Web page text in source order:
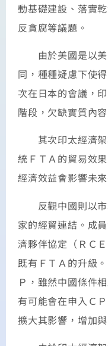
動基礎建設、落實
反貪腐等議題。
由於美國是以美
同，種種疑慮下使
次在日本的會議，
階段，欠缺實質內
其次印太經濟架
統ＦＴＡ的貿易效
經濟效益會影響未
反觀中國則以市
家的經貿連結。成
濟夥伴協定（ＲＣ
既有ＦＴＡ的升級
Ｐ，雖然中國條件
有可能會在申入Ｃ
擴大其影響，增加